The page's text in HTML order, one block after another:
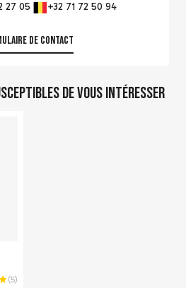
27 05 +32 71 72 50 94
de contact
de vous intéresser
(5)